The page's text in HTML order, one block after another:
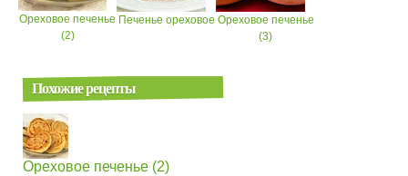
Ореховое печенье
(2)
Печенье ореховое Ореховое печенье
(3)
Похожие рецепты
Ореховое печенье (2)